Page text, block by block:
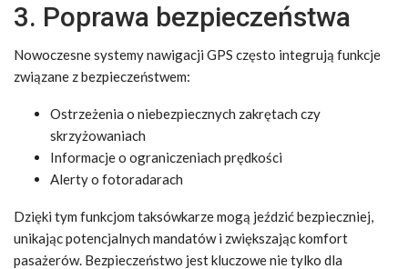
3. Poprawa bezpieczeństwa
Nowoczesne systemy nawigacji GPS często integrują funkcje
związane z bezpieczeństwem:
Ostrzeżenia o niebezpiecznych zakrętach czy
skrzyżowaniach
Informacje o ograniczeniach prędkości
Alerty o fotoradarach
Dzięki tym funkcjom taksówkarze mogą jeździć bezpieczniej,
unikając potencjalnych mandatów i zwiększając komfort
pasażerów. Bezpieczeństwo jest kluczowe nie tylko dla